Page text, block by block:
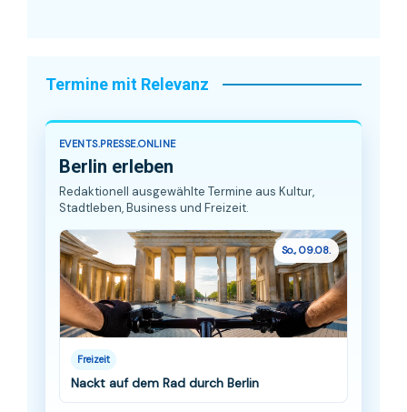
Termine mit Relevanz
EVENTS.PRESSE.ONLINE
Berlin erleben
Redaktionell ausgewählte Termine aus Kultur,
Stadtleben, Business und Freizeit.
So., 09.08.
Freizeit
Nackt auf dem Rad durch Berlin